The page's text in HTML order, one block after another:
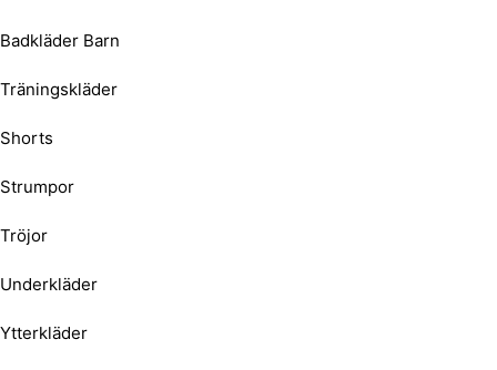
Badkläder Barn
Träningskläder
Shorts
Strumpor
Tröjor
Underkläder
Ytterkläder